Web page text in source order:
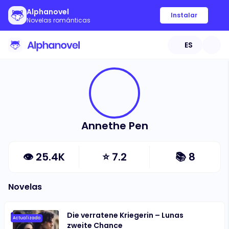
Alphanovel
Novelas románticas
Instalar
ES
Annethe Pen
👁 25.4K ⭐7.2 📚 8
Novelas
Actualizado
Die verratene Kriegerin – Lunas
zweite Chance